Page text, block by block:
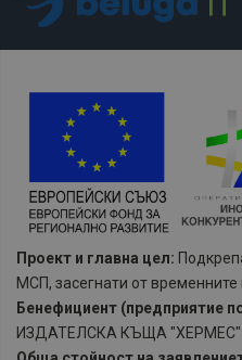
Проект и главна цел:
МСП, засегнати от
Бенефициент (предприятие
ИЗДАТЕЛСКА КЪЩА